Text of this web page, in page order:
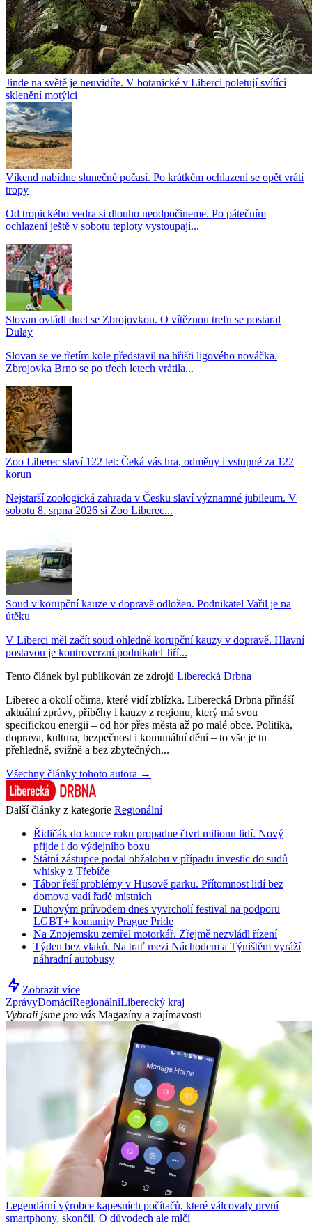
Jinde na světě je neuvidíte. V botanické v Liberci poletují svítící
sklenění motýlci
Víkend nabídne slunečné počasí. Po krátkém ochlazení se opět vrátí
tropy
Od tropického vedra si dlouho neodpočineme. Po pátečním
ochlazení ještě v sobotu teploty vystoupají...
Slovan ovládl duel se Zbrojovkou. O vítěznou trefu se postaral
Dulay
Slovan se ve třetím kole představil na hřišti ligového nováčka.
Zbrojovka Brno se po třech letech vrátila...
Zoo Liberec slaví 122 let: Čeká vás hra, odměny i vstupné za 122
korun
Nejstarší zoologická zahrada v Česku slaví významné jubileum. V
sobotu 8. srpna 2026 si Zoo Liberec...
Soud v korupční kauze v dopravě odložen. Podnikatel Vařil je na
útěku
V Liberci měl začít soud ohledně korupční kauzy v dopravě. Hlavní
postavou je kontroverzní podnikatel Jiří...
Tento článek byl publikován ze zdrojů Liberecká Drbna
Liberec a okolí očima, které vidí zblízka. Liberecká Drbna přináší
aktuální zprávy, příběhy i kauzy z regionu, který má svou
specifickou energii – od hor přes města až po malé obce. Politika,
doprava, kultura, bezpečnost i komunální dění – to vše je tu
přehledně, svižně a bez zbytečných...
Všechny články tohoto autora →
Další články z kategorie Regionální
Řidičák do konce roku propadne čtvrt milionu lidí. Nový
přijde i do výdejního boxu
Státní zástupce podal obžalobu v případu investic do sudů
whisky z Třebíče
Tábor řeší problémy v Husově parku. Přítomnost lidí bez
domova vadí řadě místních
Duhovým průvodem dnes vyvrcholí festival na podporu
LGBT+ komunity Prague Pride
Na Znojemsku zemřel motorkář. Zřejmě nezvládl řízení
Týden bez vlaků. Na trať mezi Náchodem a Týništěm vyráží
náhradní autobusy
Zobrazit více
ZprávyDomácíRegionálníLiberecký kraj
Vybrali jsme pro vás Magazíny a zajímavosti
Legendární výrobce kapesních počítačů, které válcovaly první
smartphony, skončil. O důvodech ale mlčí